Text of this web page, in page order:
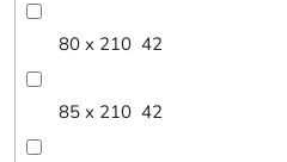
80 x 210 42
85 x 210 42